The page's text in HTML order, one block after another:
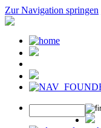
Zur Navigation springen